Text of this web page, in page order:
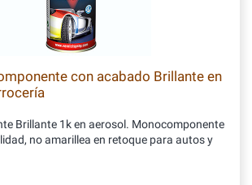
con acabado Brillante en
Brillante 1k en aerosol. Monocomponente
no amarillea en retoque para autos y